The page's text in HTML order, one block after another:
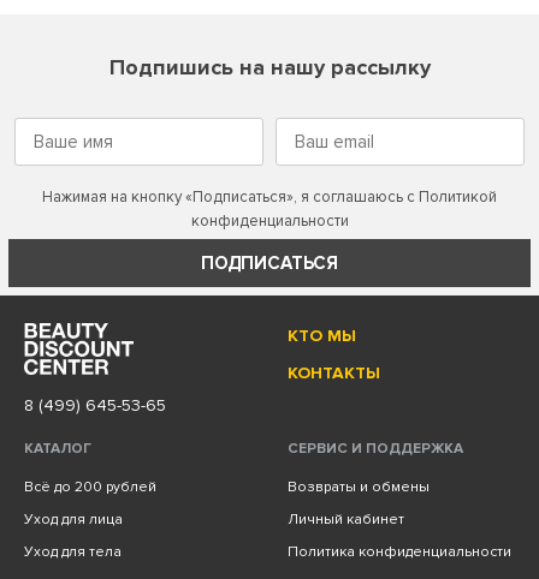
Подпишись на нашу рассылку
Нажимая на кнопку «Подписаться», я соглашаюсь с Политикой
конфиденциальности
ПОДПИСАТЬСЯ
КТО МЫ
КОНТАКТЫ
8 (499) 645-53-65
КАТАЛОГ
Всё до 200 рублей
Уход для лица
Уход для тела
СЕРВИС И ПОДДЕРЖКА
Возвраты и обмены
Личный кабинет
Политика конфиденциальности